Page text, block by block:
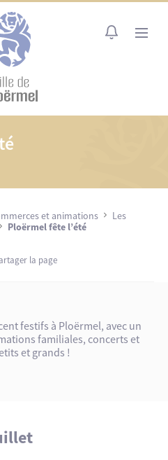
et animations
Les
Ploërmel fête l’été
la page
festifs à Ploërmel, avec un
familiales, concerts et
et grands !